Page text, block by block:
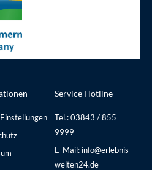
Service Hotline
Tel.: 03843 / 855
9999
E-Mail: info@erlebnis-
welten24.de